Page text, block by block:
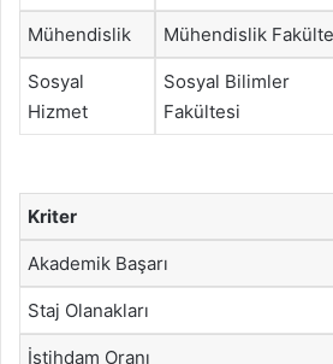
Mühendislik Mühendislik
Sosyal
Hizmet
Sosyal Bilimler
Fakültesi
Kriter
Akademik Başarı
Staj Olanakları
İstihdam Oranı